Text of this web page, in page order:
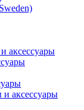
аксессуары
аксессуары